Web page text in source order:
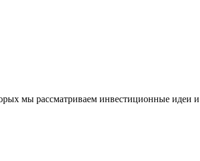
мы рассматриваем инвестиционные идеи